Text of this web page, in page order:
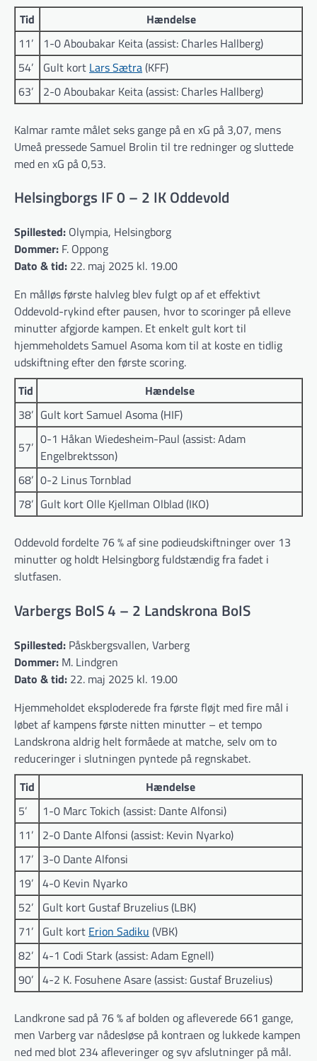
Tid
Hændelse
11’
1-0 Aboubakar Keita (assist: Charles Hallberg)
54’
Gult kort Lars Sætra(KFF)
63’
2-0 Aboubakar Keita (assist: Charles Hallberg)
Kalmar ramte målet seks gange på en xG på 3,07, mens
Umeå pressede Samuel Brolin til tre redninger og sluttede
med en xG på 0,53.
Helsingborgs IF 0 – 2 IK Oddevold
Spillested: Olympia, Helsingborg
Dommer: F. Oppong
Dato & tid: 22. maj 2025 kl. 19.00
En målløs første halvleg blev fulgt op af et effektivt
Oddevold-rykind efter pausen, hvor to scoringer på elleve
minutter afgjorde kampen. Et enkelt gult kort til
hjemmeholdets Samuel Asoma kom til at koste en tidlig
udskiftning efter den første scoring.
Tid
Hændelse
38’ Gult kort Samuel Asoma (HIF)
57’ 0-1 Håkan Wiedesheim-Paul (assist: Adam
Engelbrektsson)
68’ 0-2 Linus Tornblad
78’ Gult kort Olle Kjellman Olblad (IKO)
Oddevold fordelte 76 % af sine podieudskiftninger over 13
minutter og holdt Helsingborg fuldstændig fra fadet i
slutfasen.
Varbergs BoIS 4 – 2 Landskrona BoIS
Spillested: Påskbergsvallen, Varberg
Dommer: M. Lindgren
Dato & tid: 22. maj 2025 kl. 19.00
Hjemmeholdet eksploderede fra første fløjt med fire mål i
løbet af kampens første nitten minutter – et tempo
Landskrona aldrig helt formåede at matche, selv om to
reduceringer i slutningen pyntede på regnskabet.
Tid
Hændelse
5’
1-0 Marc Tokich (assist: Dante Alfonsi)
11’ 2-0 Dante Alfonsi (assist: Kevin Nyarko)
17’ 3-0 Dante Alfonsi
19’ 4-0 Kevin Nyarko
52’ Gult kort Gustaf Bruzelius (LBK)
71’ Gult kort Erion Sadiku (VBK)
82’ 4-1 Codi Stark (assist: Adam Egnell)
90’ 4-2 K. Fosuhene Asare (assist: Gustaf Bruzelius)
Landkrone sad på 76 % af bolden og afleverede 661 gange,
men Varberg var nådesløse på kontraen og lukkede kampen
ned med blot 234 afleveringer og syv afslutninger på mål.